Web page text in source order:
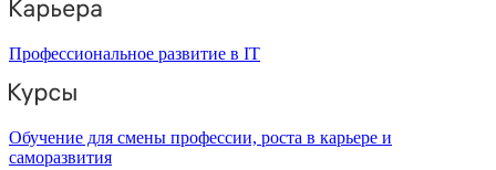
Профессиональное развитие в IT
Обучение для смены профессии, роста в карьере и
саморазвития